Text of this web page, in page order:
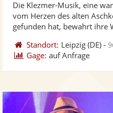
Die Klezmer-Musik, eine
vom Herzen des alten
gefunden hat, bewahrt ihre
Standort: Leipzig (DE) -
Gage: auf Anfrage